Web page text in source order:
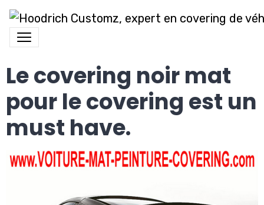
Le covering noir mat
pour le covering est un
must have.